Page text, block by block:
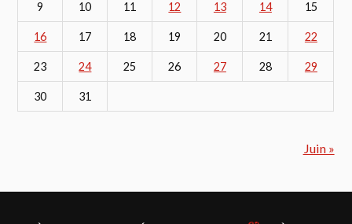
9 10 11 12 13 14 15
16 17 18 19 20 21 22
23 24 25 26 27 28 29
30 31
Juin »